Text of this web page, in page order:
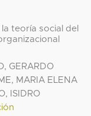
teoría social del
GERARDO
MARIA ELENA
ISIDRO